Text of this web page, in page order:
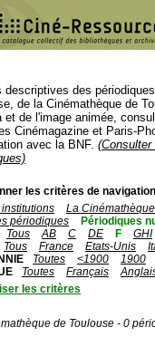
descriptives des
de la Cinémathèque de
et de l'image animée,
Cinémagazine et Paris-
avec la BNF.
les critères de
institutions
La
périodiques
Périodiques
Tous AB C DE F
GHI
Tous France Etats-Unis
Toutes <1900
1900
Toutes Français
les critères
de Toulouse - 0